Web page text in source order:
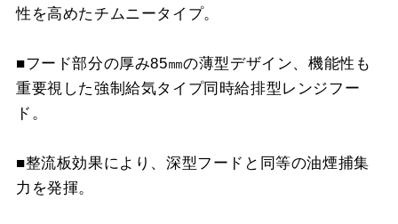
スクロールできます
性を高めたチムニータイプ。
■フード部分の厚み85㎜の薄型デザイン、機能性も
重要視した強制給気タイプ同時給排型レンジフー
ド。
■整流板効果により、深型フードと同等の油煙捕集
力を発揮。